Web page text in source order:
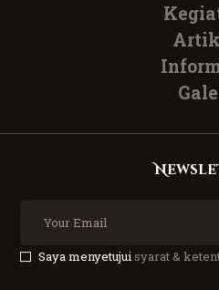
Saya menyetujuisyarat &